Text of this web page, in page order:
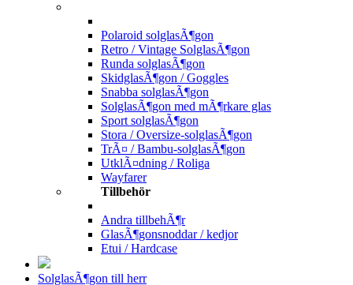
Polaroid solglasÃ¶gon
Retro / Vintage SolglasÃ¶gon
Runda solglasÃ¶gon
SkidglasÃ¶gon / Goggles
Snabba solglasÃ¶gon
SolglasÃ¶gon med mÃ¶rkare glas
Sport solglasÃ¶gon
Stora / Oversize-solglasÃ¶gon
TrÃ¤ / Bambu-solglasÃ¶gon
UtklÃ¤dning / Roliga
Wayfarer
Tillbehör
Andra tillbehÃ¶r
GlasÃ¶gonsnoddar / kedjor
Etui / Hardcase
SolglasÃ¶gon till herr